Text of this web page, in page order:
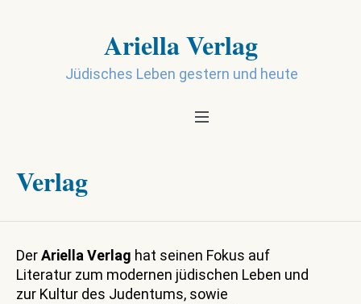
Ariella Verlag
Jüdisches Leben gestern und heute
Verlag
DerAriella Verlag hat seinen Fokus auf
Literatur zum modernen jüdischen Leben und
zur Kultur des Judentums, sowie